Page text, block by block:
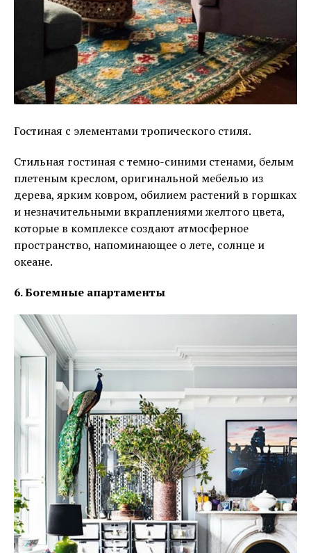
Гостиная с элементами тропического стиля.
Стильная гостиная с темно-синими стенами, белым
плетеным креслом, оригинальной мебелью из
дерева, ярким ковром, обилием растений в горшках
и незначительными вкраплениями желтого цвета,
которые в комплексе создают атмосферное
пространство, напоминающее о лете, солнце и
океане.
6. Богемные апартаменты